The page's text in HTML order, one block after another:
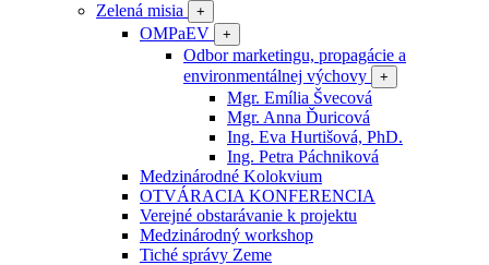
Zelená misia
+
OMPaEV +
Odbor marketingu, propagácie a
environmentálnej výchovy
+
Mgr. Emília Švecová
Mgr. Anna Ďuricová
Ing. Eva Hurtišová, PhD.
Ing. Petra Páchniková
Medzinárodné Kolokvium
OTVÁRACIA KONFERENCIA
Verejné obstarávanie k projektu
Medzinárodný workshop
Tiché správy Zeme